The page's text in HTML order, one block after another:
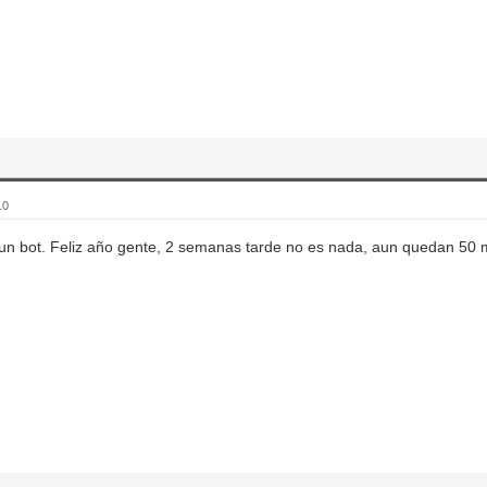
bot. Feliz año gente, 2 semanas tarde no es nada, aun quedan 50